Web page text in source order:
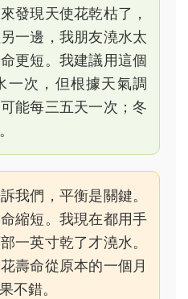
發現天使花乾枯了，
一邊，我朋友澆水太
更短。我建議用這個
一次，但根據天氣調
能每三五天一次；冬
我們，平衡是關鍵。
縮短。我現在都用手
一英寸乾了才澆水。
壽命從原本的一個月
不錯。